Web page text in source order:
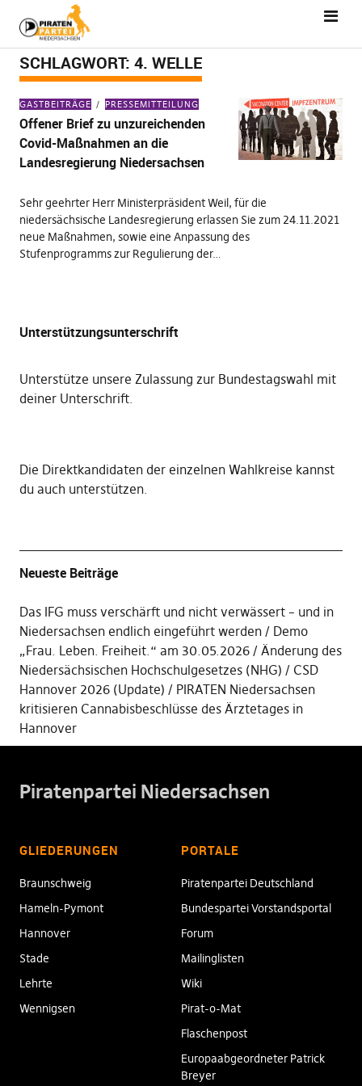
SCHLAGWORT: 4. WELLE
GASTBEITRÄGE PRESSEMITTEILUNG
Offener Brief zu unzureichenden
Covid-Maßnahmen an die
Landesregierung Niedersachsen
Sehr geehrter Herr Ministerpräsident Weil, für die
niedersächsische Landesregierung erlassen Sie zum 24.11.2021
neue Maßnahmen, sowie eine Anpassung des
Stufenprogramms zur Regulierung der…
Unterstützungsunterschrift
Unterstütze unsere Zulassung zur Bundestagswahl mit
deiner Unterschrift.
Die Direktkandidaten der einzelnen Wahlkreise kannst
du auch unterstützen.
Neueste Beiträge
Das IFG muss verschärft und nicht verwässert – und in
Niedersachsen endlich eingeführt werden
Demo
„Frau. Leben. Freiheit.“ am 30.05.2026
Änderung des
Niedersächsischen Hochschulgesetzes (NHG)
CSD
Hannover 2026 (Update)
PIRATEN Niedersachsen
kritisieren Cannabisbeschlüsse des Ärztetages in
Hannover
Piratenpartei Niedersachsen
GLIEDERUNGEN
Braunschweig
Hameln-Pymont
Hannover
Stade
Lehrte
Wennigsen
PORTALE
Piratenpartei Deutschland
Bundespartei Vorstandsportal
Forum
Mailinglisten
Wiki
Pirat-o-Mat
Flaschenpost
Europaabgeordneter Patrick
Breyer